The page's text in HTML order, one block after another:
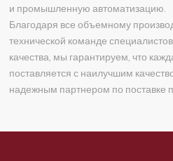
и промышленную автоматизацию.
Благодаря все объемному
технической команде
качества, мы гарантируем, что
поставляется с наилучшим
надежным партнером по поставке